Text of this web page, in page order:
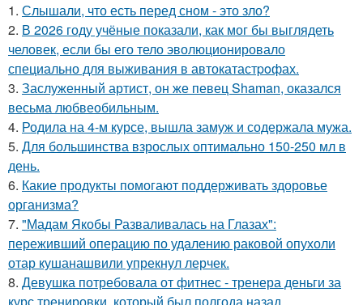
1. Слышали, что есть перед сном - это зло?
2. В 2026 году учёные показали, как мог бы выглядеть
человек, если бы его тело эволюционировало
специально для выживания в автокатастpoфах.
3. Заслуженный артист, он же певец Shaman, оказался
весьма любвеобильным.
4. Родила на 4-м курсе, вышла замуж и содержала мужа.
5. Для большинства взрослых оптимально 150-250 мл в
день.
6. Какие продукты помогают поддерживать здоровье
организма?
7. "Мадам Якобы Разваливалась на Глазах":
переживший операцию по удалению раковой опухоли
отар кушанашвили упрекнул лерчек.
8. Девушка потребовала от фитнес - тренера деньги за